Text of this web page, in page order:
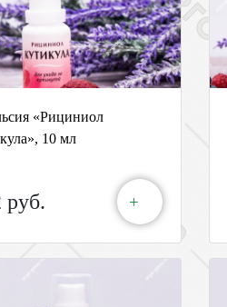
«Рициниол
10 мл
руб. +